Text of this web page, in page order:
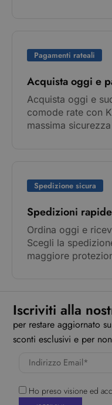
Pagamenti rateali
Acquista oggi e
Acquista oggi e
comode rate con
massima
Spedizione sicura
Spedizioni
Ordina oggi e
Scegli la
maggiore
Iscriviti alla
per restare aggiornato
sconti esclusivi e per
Ho preso visione ed